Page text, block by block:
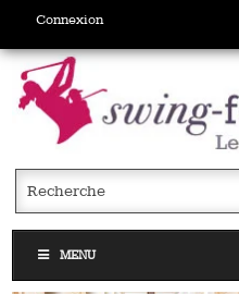
Connexion
MENU